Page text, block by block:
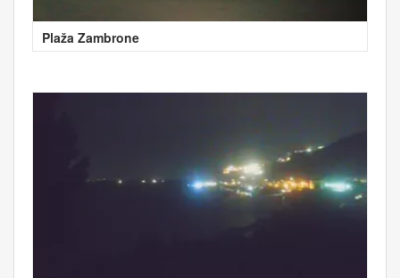
Plaža Zambrone